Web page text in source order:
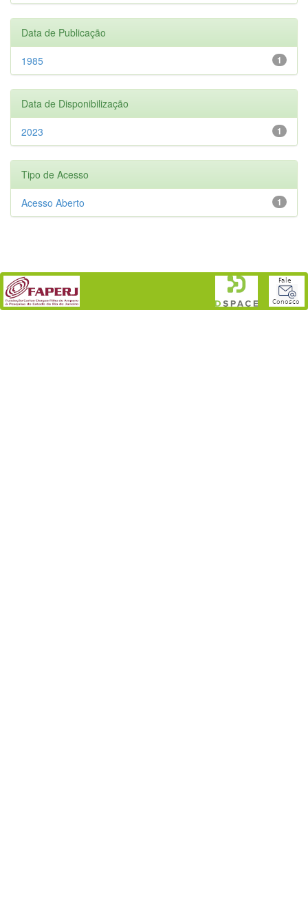
Data de Publicação
1
1985
Data de Disponibilização
1
2023
Tipo de Acesso
1
Acesso Aberto